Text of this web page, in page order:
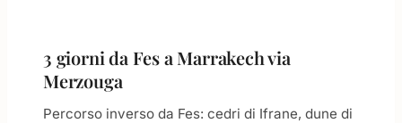
3 giorni da Fes a Marrakech via
Merzouga
Percorso inverso da Fes: cedri di Ifrane, dune di